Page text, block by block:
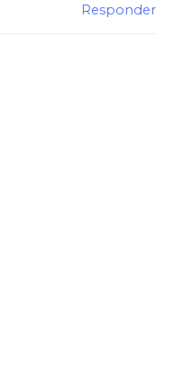
Responder